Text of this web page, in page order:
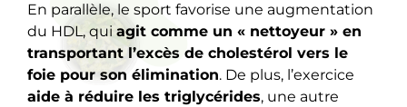
En parallèle, le sport favorise une augmentation
du HDL, qui agit comme un « nettoyeur » en
transportant l’excès de cholestérol vers le
foie pour son élimination. De plus, l’exercice
aide à réduire les triglycérides, une autre